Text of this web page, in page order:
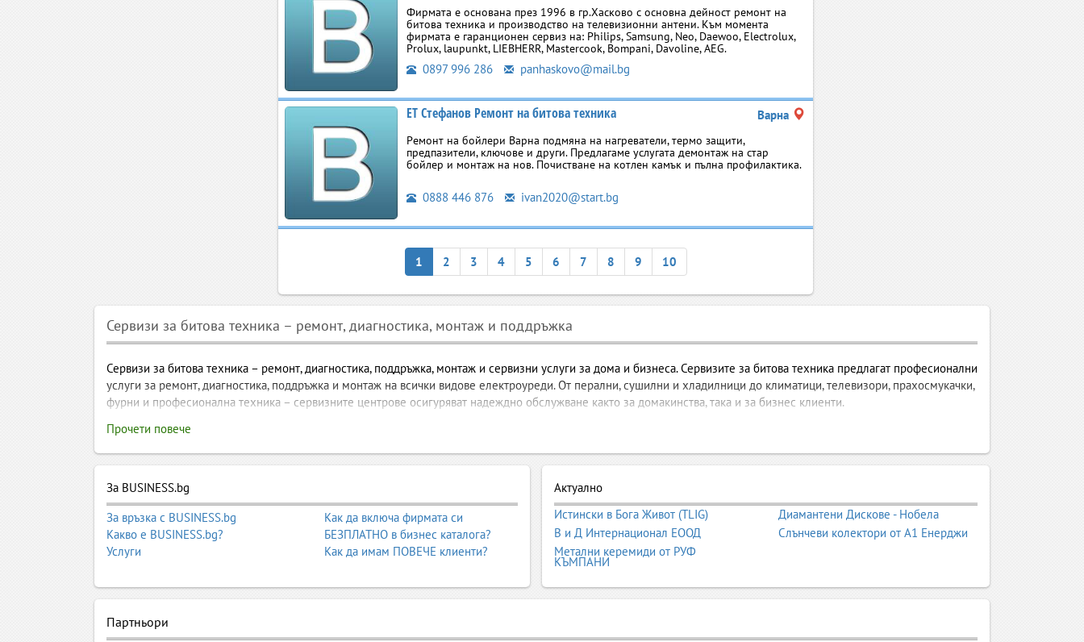
Фирмата е основана през 1996 в гр.Хасково с основна дейност ремонт на
битова техника и производство на телевизионни антени. Към момента
фирмата е гаранционен сервиз на: Philips, Samsung, Neo, Daewoo, Electrolux,
Prolux, laupunkt, LIEBHERR, Mastercook, Bompani, Davoline, AEG.
0897 996 286 panhaskovo@mail.bg
ЕТ Стефанов Ремонт на битова техника Варна
Ремонт на бойлери Варна подмяна на нагреватели, термо защити,
предпазители, ключове и други. Предлагаме услугата демонтаж на стар
бойлер и монтаж на нов. Почистване на котлен камък и пълна профилактика.
0888 446 876 ivan2020@start.bg
1 2 3 4 5 6 7 8 9 10
Сервизи за битова техника – ремонт, диагностика, монтаж и поддръжка
Сервизи за битова техника – ремонт, диагностика, поддръжка, монтаж и сервизни услуги за дома и бизнеса. Сервизите за битова техника предлагат професионални
услуги за ремонт, диагностика, поддръжка и монтаж на всички видове електроуреди. От перални, сушилни и хладилници до климатици, телевизори, прахосмукачки,
фурни и професионална техника – сервизните центрове осигуряват надеждно обслужване както за домакинства, така и за бизнес клиенти.
Сервизи за битова техника – ремонт, диагностика, поддръжка, монтаж и сервизни услуги за дома и
бизнеса
Сервизите за битова техника предлагат професионални услуги за ремонт, диагностика, поддръжка и монтаж на всички видове електроуреди. От перални, сушилни
и хладилници до климатици, телевизори, прахосмукачки, фурни и професионална техника – сервизните центрове осигуряват надеждно обслужване както за
домакинства, така и за бизнес клиенти. Тази страница представя основните видове сервизни услуги, най-често ремонтираните уреди, процеса на диагностика,
гаранционните условия и професионалните решения за индустрията.
Сервизи за домакински електроуреди
Тези сервизи обслужват най-често използваните уреди в дома.
Прочети повече
За BUSINESS.bg
За връзка с BUSINESS.bg
Какво е BUSINESS.bg?
Услуги
Как да включа фирмата си
БЕЗПЛАТНО в бизнес каталога?
Как да имам ПОВЕЧЕ клиенти?
Актуално
Истински в Бога Живот (TLIG)
Диамантени Дискове - Нобела
В и Д Интернационал ЕООД
Слънчеви колектори от А1 Енерджи
Метални керемиди от РУФ
КЪМПАНИ
Партньори